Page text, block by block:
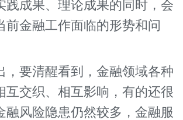
成果、理论成果的同时，会
前金融工作面临的形势和问
要清醒看到，金融领域各种
互交织、相互影响，有的还很
融风险隐患仍然较多，金融服